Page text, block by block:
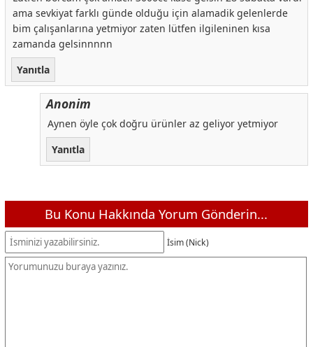
ama sevkiyat farklı günde olduğu için alamadik gelenlerde
bim çalışanlarına yetmiyor zaten lütfen ilgileninen kısa
zamanda gelsinnnnn
Yanıtla
Anonim
Aynen öyle çok doğru ürünler az geliyor yetmiyor
Yanıtla
Bu Konu Hakkında Yorum Gönderin...
İsim (Nick)